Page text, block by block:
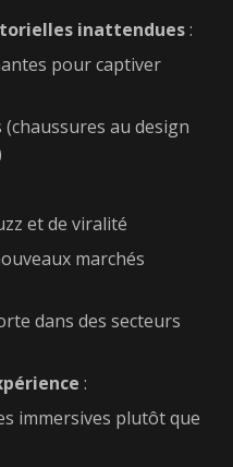
inattendues:
pour captiver
(chaussures au design
et de viralité
marchés
dans des secteurs
:
immersives plutôt que